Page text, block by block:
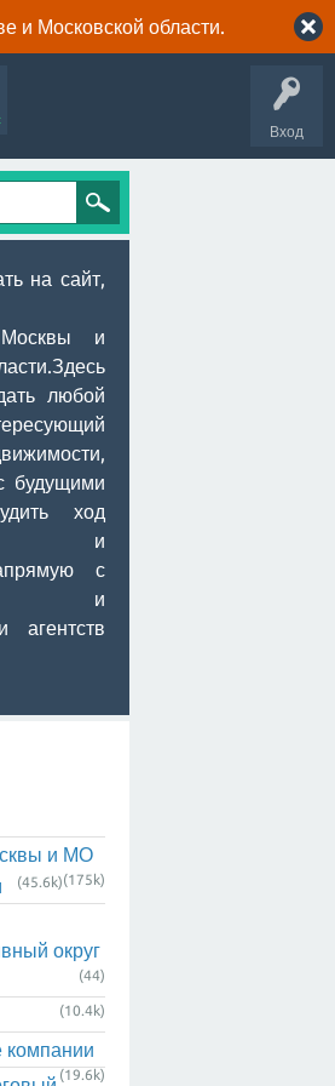
и Московской области.
Вход
на сайт,
Москвы и
любой
будущими
ход
и
с
и
агентств
и МО
(175k)
(45.6k)
округ
(44)
(10.4k)
(19.6k)